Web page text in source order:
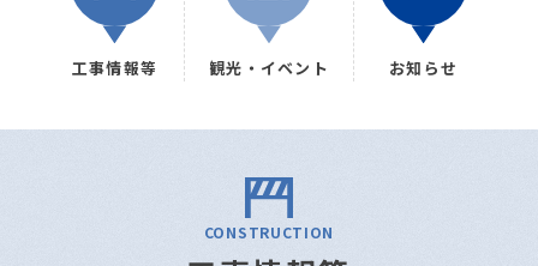
工事情報等 観光・イベント お知らせ
CONSTRUCTION